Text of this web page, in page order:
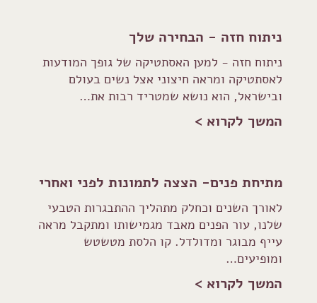
ניתוח חזה - הבחירה שלך
ניתוח חזה - למען האסתטיקה של גופך המודעות
לאסתטיקה ומראה חיצוני אצל נשים בעולם
ובישראל, הוא נושא שמטריד רבות את…
המשך לקרוא >
מתיחת פנים- הצצה לתמונות לפני ואחרי
לאורך השנים וכחלק מתהליך ההתבגרות הטבעי
שלנו, עור הפנים מאבד מגמישותו ומתקבל מראה
עייף מבוגר ומדולדל. קו הלסת מטשטש
ומופיעים…
המשך לקרוא >